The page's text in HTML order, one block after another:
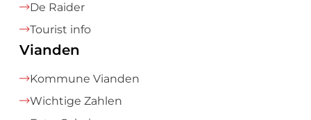
De Raider
Tourist info
Vianden
Kommune Vianden
Wichtige Zahlen